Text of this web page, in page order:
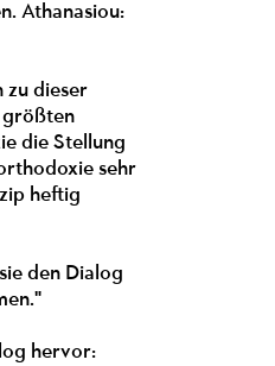
Athanasiou:
zu dieser
größten
die Stellung
sehr
heftig
den Dialog
hervor: